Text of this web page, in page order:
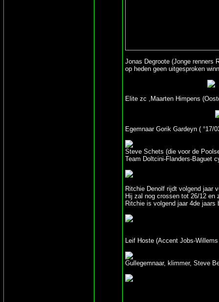
Jonas Degroote (Jonge renners
op heden geen uitgesproken
Elite zc ,Maarten Himpens
Egemnaar Gorik Gardeyn (
Steve Schets (die voor de
Team Doltcini-Flanders-Baguet
Ritchie Denolf rijdt volgend jaar
Hij zal nog crossen tot 26/12 en
Ritchie is volgend jaar 4de
Leif Hoste (Accent Jobs-
Gullegemnaar, klimmer, Steve